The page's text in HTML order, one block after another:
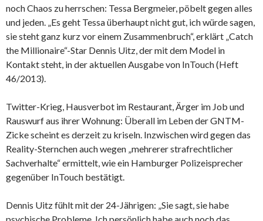
noch Chaos zu herrschen: Tessa Bergmeier, pöbelt gegen alles
und jeden. „Es geht Tessa überhaupt nicht gut, ich würde sagen,
sie steht ganz kurz vor einem Zusammenbruch“, erklärt „Catch
the Millionaire“-Star Dennis Uitz, der mit dem Model in
Kontakt steht, in der aktuellen Ausgabe von InTouch (Heft
46/2013).
Twitter-Krieg, Hausverbot im Restaurant, Ärger im Job und
Rauswurf aus ihrer Wohnung: Überall im Leben der GNTM-
Zicke scheint es derzeit zu kriseln. Inzwischen wird gegen das
Reality-Sternchen auch wegen „mehrerer strafrechtlicher
Sachverhalte“ ermittelt, wie ein Hamburger Polizeisprecher
gegenüber InTouch bestätigt.
Dennis Uitz fühlt mit der 24-Jährigen: „Sie sagt, sie habe